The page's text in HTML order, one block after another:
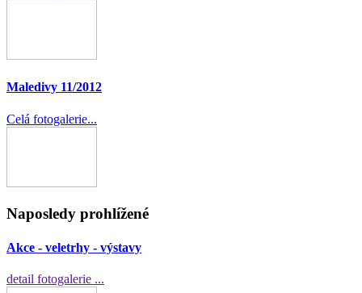
Maledivy 11/2012
Celá fotogalerie...
Naposledy prohlížené
Akce - veletrhy - výstavy
detail fotogalerie ...